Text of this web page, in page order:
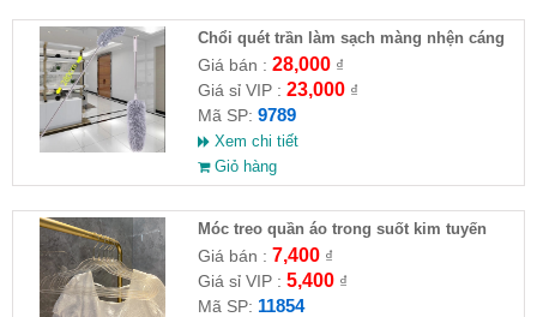
Chổi quét trần làm sạch màng nhện cáng
dài xếp gọn
Giá bán : 28,000₫
Giá sỉ VIP : 23,000₫
Mã SP: 9789
Xem chi tiết
Giỏ hàng
Móc treo quần áo trong suốt kim tuyến
Giá bán : 7,400₫
Giá sỉ VIP : 5,400₫
Mã SP: 11854